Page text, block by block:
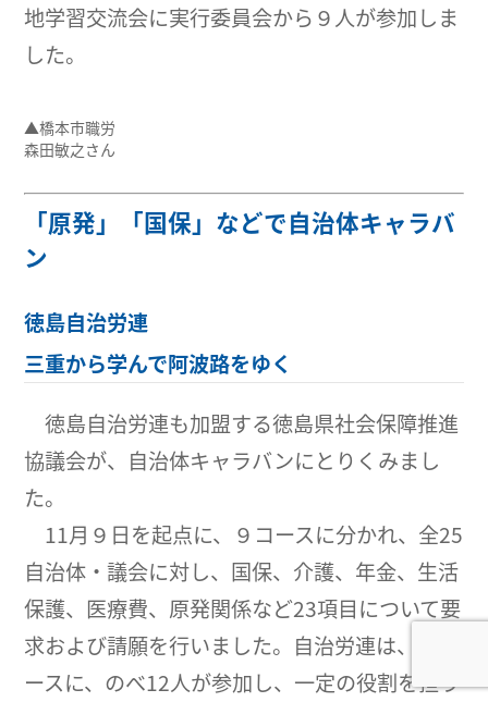
地学習交流会に実行委員会から９人が参加しま
した。
▲橋本市職労
森田敏之さん
「原発」「国保」などで自治体キャラバ
ン
徳島自治労連
三重から学んで阿波路をゆく
徳島自治労連も加盟する徳島県社会保障推進
協議会が、自治体キャラバンにとりくみまし
た。
11月９日を起点に、９コースに分かれ、全25
自治体・議会に対し、国保、介護、年金、生活
保護、医療費、原発関係など23項目について要
求および請願を行いました。自治労連は、全コ
ースに、のべ12人が参加し、一定の役割を担う